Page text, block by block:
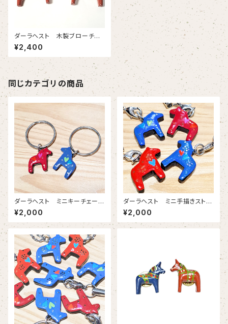
ダーラヘスト 木製ブローチ
赤・黒 の全２色 【手彫り・
手描き スウェーデン製 】
¥2,400
同じカテゴリの商品
ダーラヘスト ミニキーチェー
ン 【青 赤の２色 エナメル
コーティング スウェーデン製】
¥2,000
ダーラヘスト ミニ手描きストラ
ップ 紐黒 【青 赤の２色
エナメルコーティング スウェー
デン製】
¥2,000